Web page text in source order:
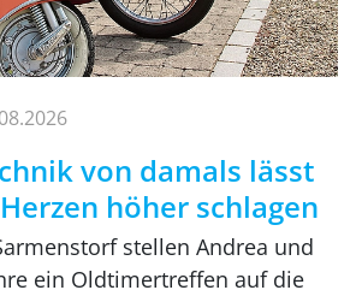
von damals lässt
höher schlagen
stellen Andrea und
ein Oldtimertreffen auf die